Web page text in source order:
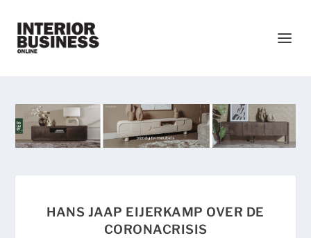
HANS JAAP EIJERKAMP OVER DE
CORONACRISIS